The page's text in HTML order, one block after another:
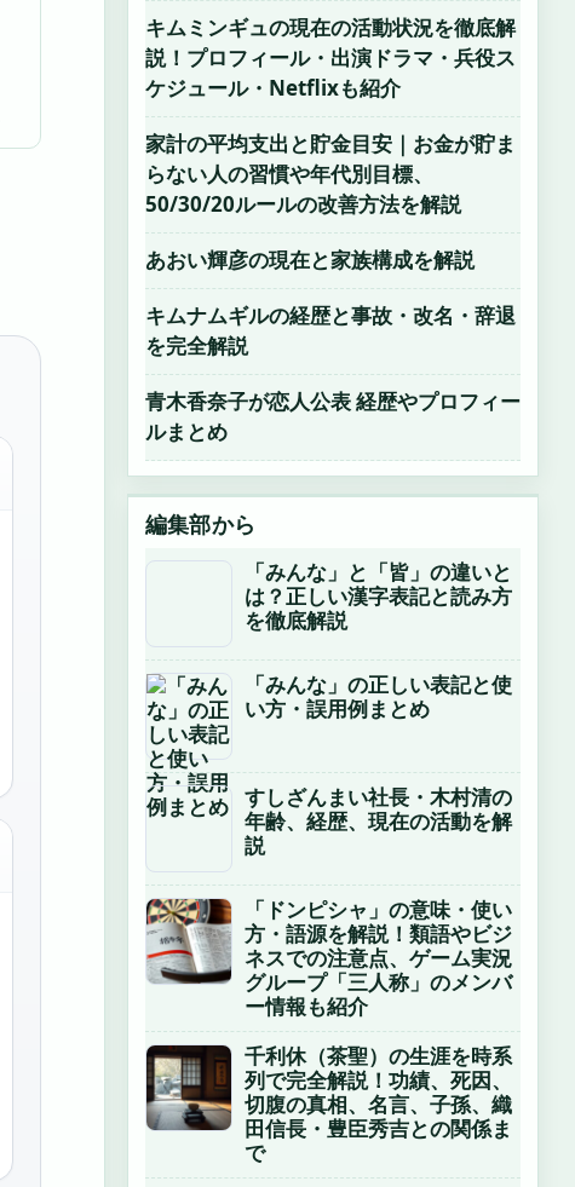
キムミンギュの現在の活動状況を徹底解
説！プロフィール・出演ドラマ・兵役ス
ケジュール・Netflixも紹介
家計の平均支出と貯金目安｜お金が貯ま
らない人の習慣や年代別目標、
50/30/20ルールの改善方法を解説
あおい輝彦の現在と家族構成を解説
キムナムギルの経歴と事故・改名・辞退
を完全解説
青木香奈子が恋人公表 経歴やプロフィー
ルまとめ
編集部から
「みんな」と「皆」の違いと
は？正しい漢字表記と読み方
を徹底解説
「みんな」の正しい表記と使
い方・誤用例まとめ
すしざんまい社長・木村清の
年齢、経歴、現在の活動を解
説
「ドンピシャ」の意味・使い
方・語源を解説！類語やビジ
ネスでの注意点、ゲーム実況
グループ「三人称」のメンバ
ー情報も紹介
千利休（茶聖）の生涯を時系
列で完全解説！功績、死因、
切腹の真相、名言、子孫、織
田信長・豊臣秀吉との関係ま
で